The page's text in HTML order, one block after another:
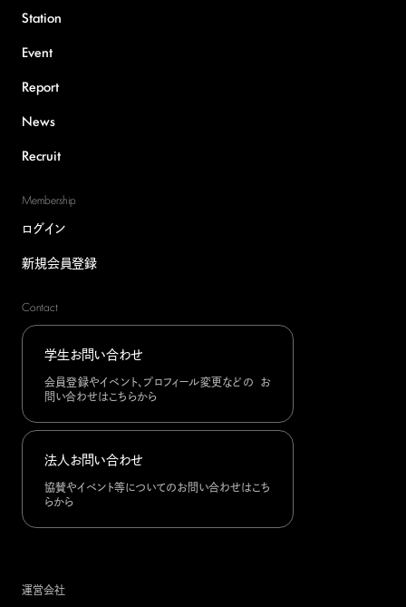
Station
Event
Report
News
Recruit
Membership
ログイン
新規会員登録
Contact
学生お問い合わせ
会員登録やイベント、プロフィール変更などの お
問い合わせはこちらから
法人お問い合わせ
協賛やイベント等についてのお問い合わせはこち
らから
運営会社